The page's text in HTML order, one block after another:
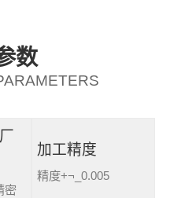
数
密
加工精度
精度+¬_0.005